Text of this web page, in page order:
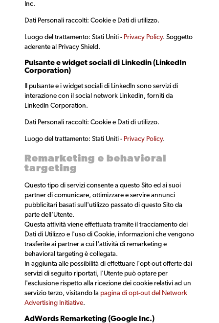
Inc.
Dati Personali raccolti: Cookie e Dati di utilizzo.
Luogo del trattamento: Stati Uniti - Privacy Policy. Soggetto
aderente al Privacy Shield.
Pulsante e widget sociali di Linkedin (LinkedIn
Corporation)
Il pulsante e i widget sociali di LinkedIn sono servizi di
interazione con il social network Linkedin, forniti da
LinkedIn Corporation.
Dati Personali raccolti: Cookie e Dati di utilizzo.
Luogo del trattamento: Stati Uniti - Privacy Policy.
Remarketing e behavioral
targeting
Questo tipo di servizi consente a questo Sito ed ai suoi
partner di comunicare, ottimizzare e servire annunci
pubblicitari basati sull'utilizzo passato di questo Sito da
parte dell'Utente.
Questa attività viene effettuata tramite il tracciamento dei
Dati di Utilizzo e l'uso di Cookie, informazioni che vengono
trasferite ai partner a cui l'attività di remarketing e
behavioral targeting è collegata.
In aggiunta alle possibilità di effettuare l'opt-out offerte dai
servizi di seguito riportati, l'Utente può optare per
l'esclusione rispetto alla ricezione dei cookie relativi ad un
servizio terzo, visitando la pagina di opt-out del Network
Advertising Initiative.
AdWords Remarketing (Google Inc.)